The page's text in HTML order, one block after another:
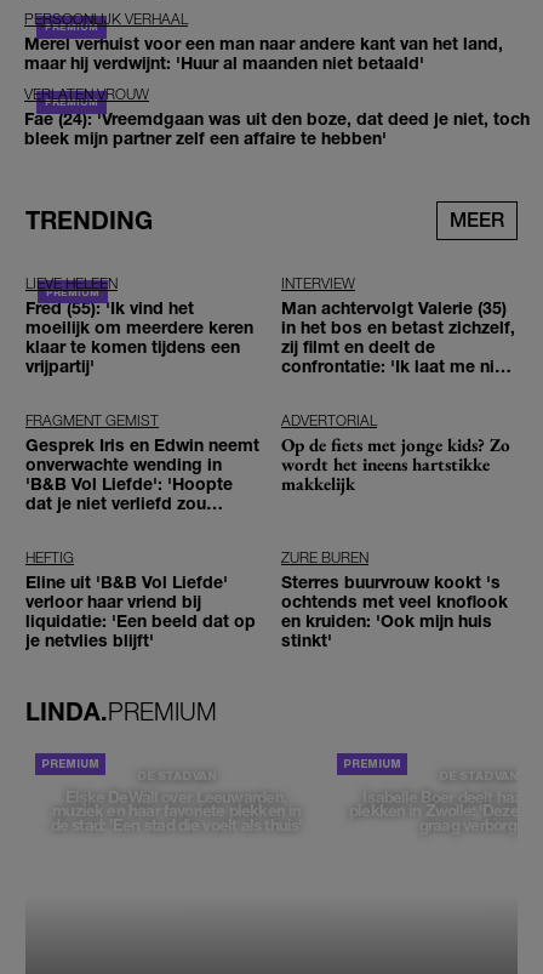
PERSOONLIJK VERHAAL
Merel verhuist voor een man naar andere kant van het land,
maar hij verdwijnt: 'Huur al maanden niet betaald'
VERLATEN VROUW
Fae (24): 'Vreemdgaan was uit den boze, dat deed je niet, toch
bleek mijn partner zelf een affaire te hebben'
TRENDING MEER
LIEVE HELEEN
Fred (55): 'Ik vind het
moeilijk om meerdere keren
klaar te komen tijdens een
vrijpartij'
INTERVIEW
Man achtervolgt Valerie (35)
in het bos en betast zichzelf,
zij filmt en deelt de
confrontatie: 'Ik laat me niet
FRAGMENT GEMIST
Gesprek Iris en Edwin neemt
onverwachte wending in
'B&B Vol Liefde': 'Hoopte
dat je niet verliefd zou
ADVERTORIAL
Op de fiets met jonge kids? Zo
wordt het ineens hartstikke
makkelijk
HEFTIG
Eline uit 'B&B Vol Liefde'
verloor haar vriend bij
liquidatie: 'Een beeld dat op
je netvlies blijft'
ZURE BUREN
Sterres buurvrouw kookt 's
ochtends met veel knoflook
en kruiden: 'Ook mijn huis
stinkt'
LINDA.PREMIUM
DE STAD VAN
Elske DeWall over Leeuwarden,
muziek en haar favoriete plekken in
de stad: 'Een stad die voelt als thuis'
DE STAD VAN
Isabelle Boer deelt haar
plekken in Zwolle: 'Deze
graag verborgen'